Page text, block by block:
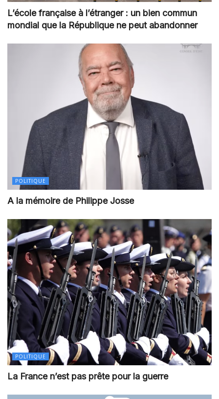
L’école française à l’étranger : un bien commun
mondial que la République ne peut abandonner
POLITIQUE
A la mémoire de Philippe Josse
POLITIQUE
La France n’est pas prête pour la guerre